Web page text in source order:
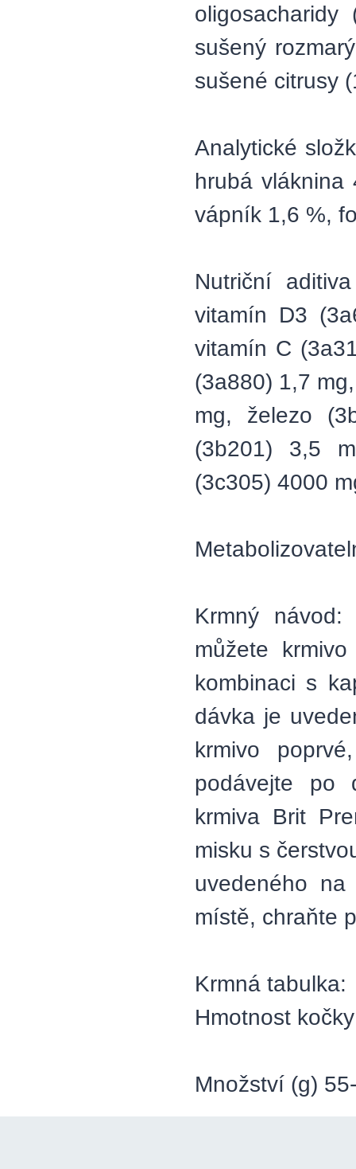
sušený
sušené citrusy
Analytické
hrubá
vápník 1,6 %,
Nutriční
vitamín D3
vitamín C
(3a880) 1,7
mg, železo
(3b201) 3,5
(3c305) 4000
Krmný
můžete
kombinaci s
dávka je
krmivo
podávejte po
krmiva Brit
misku s
uvedeného
místě, chraňte
Krmná tabulka:
Hmotnost
Množství (g)